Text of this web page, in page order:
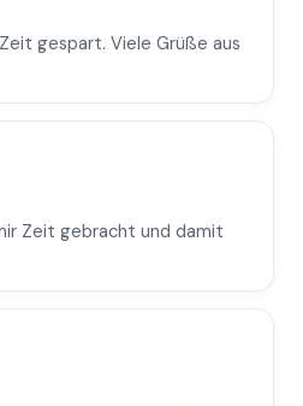
gespart. Viele Grüße aus
Zeit gebracht und damit